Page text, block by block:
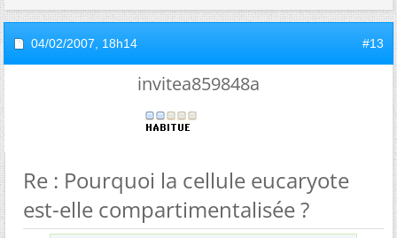
04/02/2007, 18h14 #13
invitea859848a
Re : Pourquoi la cellule eucaryote
est-elle compartimentalisée ?